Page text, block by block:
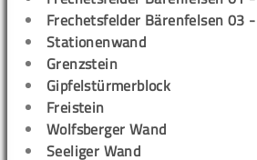
Frechetsfelder Bärenfelsen 03
Stationenwand
Grenzstein
Gipfelstürmerblock
Freistein
Wolfsberger Wand
Seeliger Wand